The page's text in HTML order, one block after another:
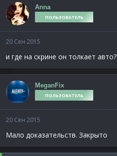
Anna
ПОЛЬЗОВАТЕЛЬ
20 Сен 2015
и где на скрине он толкает авто?
MeganFix
ПОЛЬЗОВАТЕЛЬ
20 Сен 2015
Мало доказательств. Закрыто